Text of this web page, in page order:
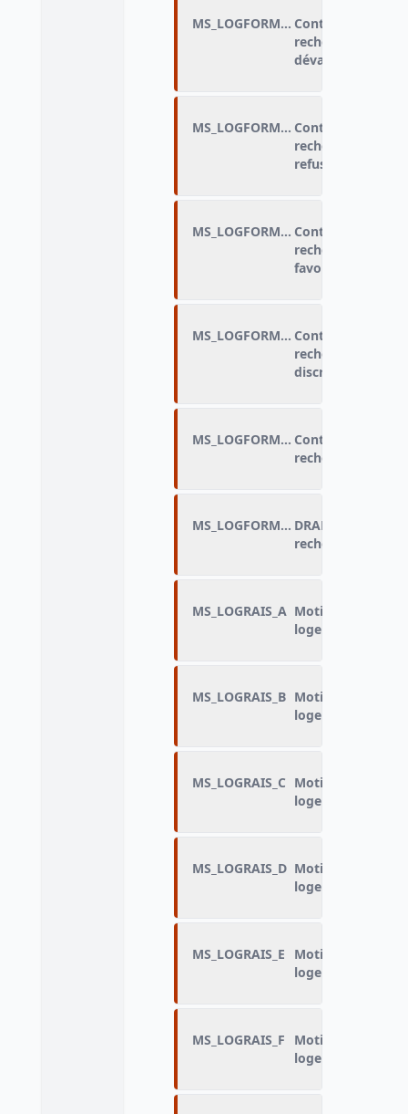
MS_LOGFORME_AContexte des
recherche de
dévalorisé ou
MS_LOGFORME_BContexte des
recherche de
refusé
MS_LOGFORME_CContexte des
recherche de
favorables
MS_LOGFORME_DContexte des
recherche de
discriminatoires
MS_LOGFORME_EContexte des
recherche de
MS_LOGFORME_FLAGDRAP_Contexte
recherche de
MS_LOGRAIS_A Motif de
logement : Age
MS_LOGRAIS_B Motif de
logement : Sexe
MS_LOGRAIS_C Motif de
logement :
MS_LOGRAIS_D Motif de
logement :
MS_LOGRAIS_E
Motif de
logement :
MS_LOGRAIS_F
Motif de
logement :